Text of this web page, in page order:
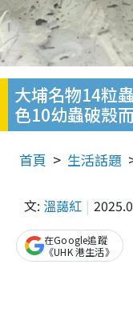
大埔名物14粒
色10幼蟲破殼
首頁 生活話題
文: 溫藹紅
在Google追蹤
《UHK 港生活》